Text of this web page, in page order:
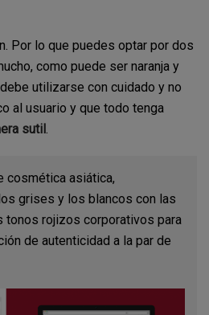
Por lo que puedes optar por dos
como puede ser naranja y
utilizarse con cuidado y no
al usuario y que todo tenga
sutil.
cosmética asiática,
grises y los blancos con las
tonos rojizos corporativos para
de autenticidad a la par de